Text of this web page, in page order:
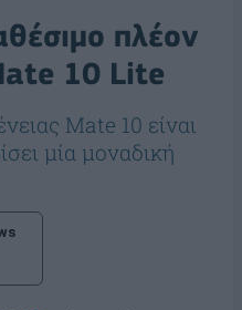
πλέον
10 Lite
Mate 10 είναι
μία μοναδική